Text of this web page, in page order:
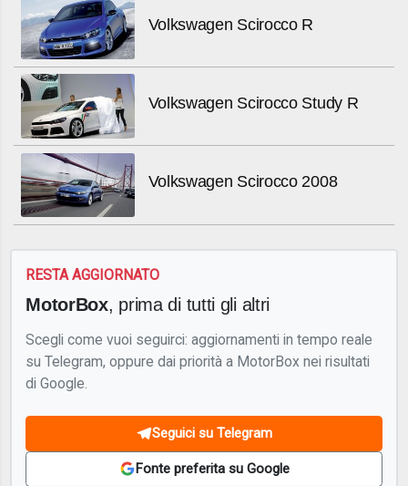
Volkswagen Scirocco R
Volkswagen Scirocco Study R
Volkswagen Scirocco 2008
RESTA AGGIORNATO
MotorBox, prima di tutti gli altri
Scegli come vuoi seguirci: aggiornamenti in tempo reale
su Telegram, oppure dai priorità a MotorBox nei risultati
di Google.
Seguici su Telegram
Fonte preferita su Google